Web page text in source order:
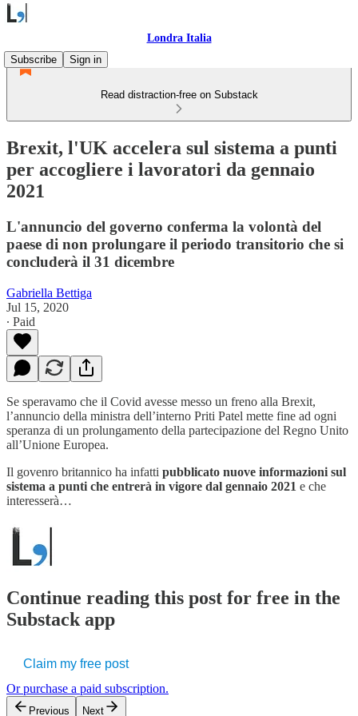
Londra Italia
Subscribe
Sign in
Read distraction-free on Substack
Brexit, l'UK accelera sul sistema a punti
per accogliere i lavoratori da gennaio
2021
L'annuncio del governo conferma la volontà del
paese di non prolungare il periodo transitorio che si
concluderà il 31 dicembre
Gabriella Bettiga
Jul 15, 2020
∙ Paid
Se speravamo che il Covid avesse messo un freno alla Brexit,
l’annuncio della ministra dell’interno Priti Patel mette fine ad ogni
speranza di un prolungamento della partecipazione del Regno Unito
all’Unione Europea.
Il govenro britannico ha infatti pubblicato nuove informazioni sul
sistema a punti che entrerà in vigore dal gennaio 2021 e che
interesserà…
Continue reading this post for free in the
Substack app
Claim my free post
Or purchase a paid subscription.
Previous Next